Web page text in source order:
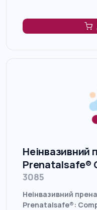
Неінвазивний
Prenatalsafe®
3085
Неінвазивний
Prenatalsafe®: